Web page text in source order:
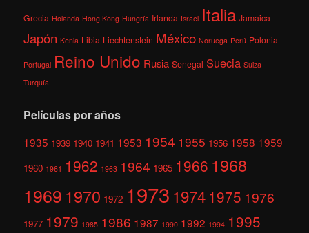
Grecia Holanda Hong Kong Hungría Irlanda Israel Italia Jamaica
Japón Kenia Libia Liechtenstein México Noruega Perú Polonia
Portugal Reino Unido Rusia Senegal Suecia Suiza
Turquía
Películas por años
1935 1939 1940 1941 1953 1954 1955 1956 1958 1959
1960 1961 1962 1963 1964 1965 1966 1968
1969 1970 1972 1973 1974 1975 1976
1977 1979 1985 1986 1987 1990 1992 1994 1995